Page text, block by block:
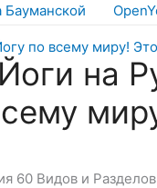
Бауманской
на
60 Видов и